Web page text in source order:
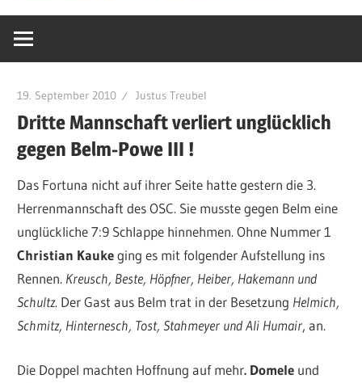
19. September 2010 Justus Treubel
Dritte Mannschaft verliert unglücklich
gegen Belm-Powe III !
Das Fortuna nicht auf ihrer Seite hatte gestern die 3.
Herrenmannschaft des OSC. Sie musste gegen Belm eine
unglückliche 7:9 Schlappe hinnehmen. Ohne Nummer 1
Christian Kaukeging es mit folgender Aufstellung ins
Rennen. Kreusch, Beste, Höpfner, Heiber, Hakemann und
Schultz. Der Gast aus Belm trat in der Besetzung Helmich,
Schmitz, Hinternesch, Tost, Stahmeyer und Ali Humair, an.
Die Doppel machten Hoffnung auf mehr. Domele und